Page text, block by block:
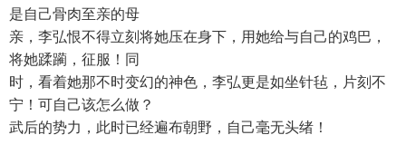
是自己骨肉至亲的母
亲，李弘恨不得立刻将她压在身下，用她给与自己的鸡巴，
将她蹂躏，征服！同
时，看着她那不时变幻的神色，李弘更是如坐针毡，片刻不
宁！可自己该怎么做？
武后的势力，此时已经遍布朝野，自己毫无头绪！